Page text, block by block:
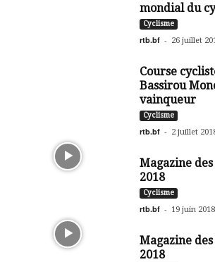
mondial du
Cyclisme
rtb.bf - 26 juillet
Course
Bassirou
vainqueur
Cyclisme
rtb.bf - 2 juillet
Magazine
2018
Cyclisme
rtb.bf - 19 juin 2018
Magazine
2018